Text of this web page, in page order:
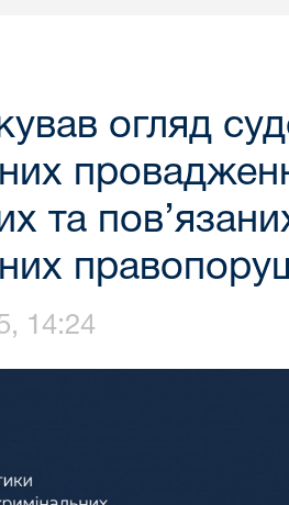
огляд
та
14:24